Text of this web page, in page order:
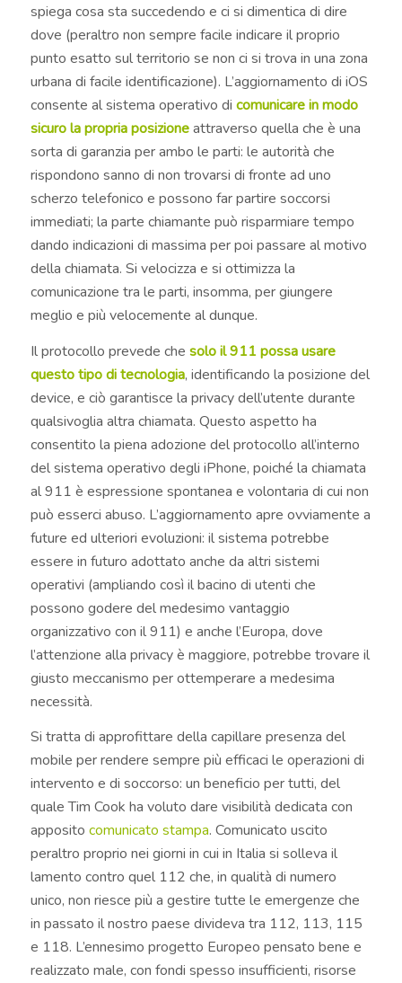
spiega cosa sta succedendo e ci si dimentica di dire
dove (peraltro non sempre facile indicare il proprio
punto esatto sul territorio se non ci si trova in una zona
urbana di facile identificazione). L’aggiornamento di iOS
consente al sistema operativo di comunicare in modo
sicuro la propria posizioneattraverso quella che è una
sorta di garanzia per ambo le parti: le autorità che
rispondono sanno di non trovarsi di fronte ad uno
scherzo telefonico e possono far partire soccorsi
immediati; la parte chiamante può risparmiare tempo
dando indicazioni di massima per poi passare al motivo
della chiamata. Si velocizza e si ottimizza la
comunicazione tra le parti, insomma, per giungere
meglio e più velocemente al dunque.
Il protocollo prevede che solo il 911 possa usare
questo tipo di tecnologia, identificando la posizione del
device, e ciò garantisce la privacy dell’utente durante
qualsivoglia altra chiamata. Questo aspetto ha
consentito la piena adozione del protocollo all’interno
del sistema operativo degli iPhone, poiché la chiamata
al 911 è espressione spontanea e volontaria di cui non
può esserci abuso. L’aggiornamento apre ovviamente a
future ed ulteriori evoluzioni: il sistema potrebbe
essere in futuro adottato anche da altri sistemi
operativi (ampliando così il bacino di utenti che
possono godere del medesimo vantaggio
organizzativo con il 911) e anche l’Europa, dove
l’attenzione alla privacy è maggiore, potrebbe trovare il
giusto meccanismo per ottemperare a medesima
necessità.
Si tratta di approfittare della capillare presenza del
mobile per rendere sempre più efficaci le operazioni di
intervento e di soccorso: un beneficio per tutti, del
quale Tim Cook ha voluto dare visibilità dedicata con
apposito comunicato stampa. Comunicato uscito
peraltro proprio nei giorni in cui in Italia si solleva il
lamento contro quel 112 che, in qualità di numero
unico, non riesce più a gestire tutte le emergenze che
in passato il nostro paese divideva tra 112, 113, 115
e 118. L’ennesimo progetto Europeo pensato bene e
realizzato male, con fondi spesso insufficienti, risorse